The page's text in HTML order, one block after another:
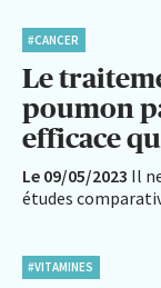
#CANCER
Le
poumon
efficace
Le 09/05/2023 Il
études
#VITAMINES